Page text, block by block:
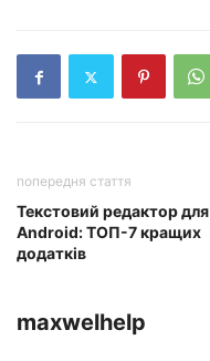
попередня стаття
Текстовий редактор для
Android: ТОП-7 кращих
додатків
maxwelhelp